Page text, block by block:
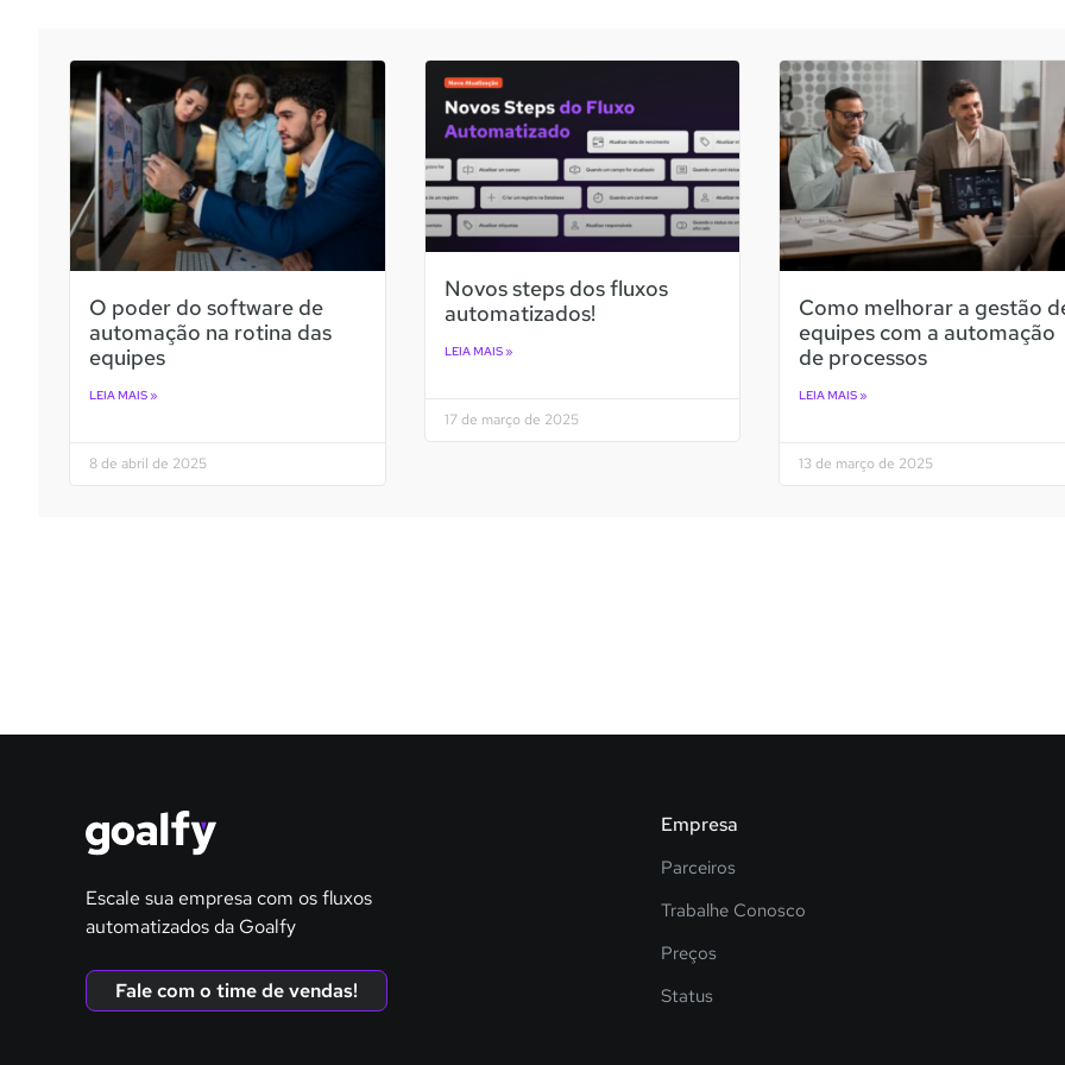
O poder do software de
automação na rotina das
equipes
LEIA MAIS »
8 de abril de 2025
Novos steps dos fluxos
automatizados!
LEIA MAIS »
17 de março de 2025
Como melhorar a gestão
equipes com a automação
de processos
LEIA MAIS »
13 de março de 2025
Escale sua empresa com os fluxos
automatizados da Goalfy
Fale com o time de vendas!
Empresa
Parceiros
Trabalhe Conosco
Preços
Status